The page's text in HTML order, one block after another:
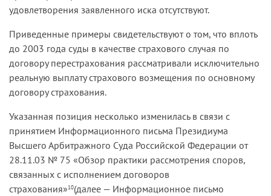
удовлетворения заявленного иска отсутствуют.
Приведенные примеры свидетельствуют о том, что вплоть
до 2003 года суды в качестве страхового случая по
договору перестрахования рассматривали исключительно
реальную выплату страхового возмещения по основному
договору страхования.
Указанная позиция несколько изменилась в связи с
принятием Информационного письма Президиума
Высшего Арбитражного Суда Российской Федерации от
28.11.03 № 75 «Обзор практики рассмотрения споров,
связанных с исполнением договоров
страхования»10(далее — Информационное письмо